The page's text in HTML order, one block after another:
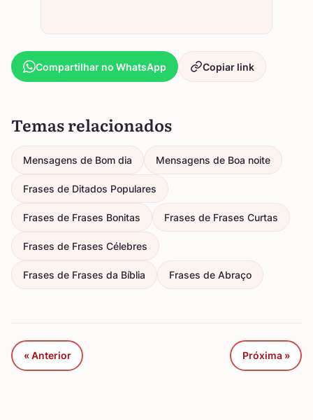
Compartilhar no WhatsApp Copiar link
Temas relacionados
Mensagens de Bom dia Mensagens de Boa noite
Frases de Ditados Populares
Frases de Frases Bonitas Frases de Frases Curtas
Frases de Frases Célebres
Frases de Frases da Bíblia Frases de Abraço
« Anterior Próxima »